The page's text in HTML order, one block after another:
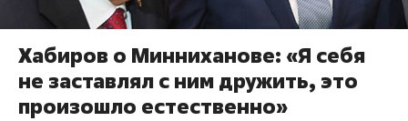
Хабиров о Минниханове: «Я себя
не заставлял с ним дружить, это
произошло естественно»